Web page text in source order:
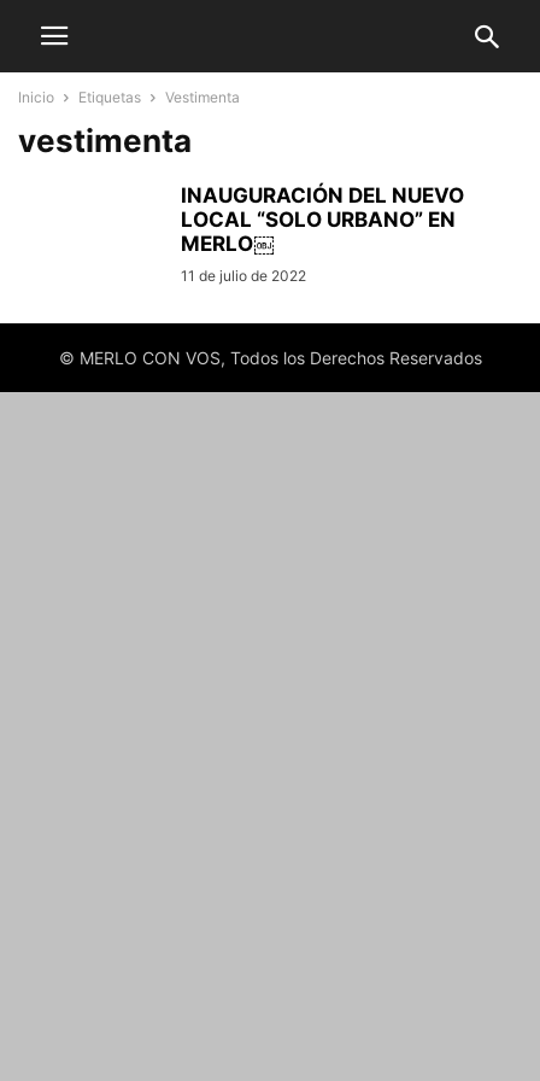
Inicio Etiquetas Vestimenta
vestimenta
INAUGURACIÓN DEL NUEVO
LOCAL “SOLO URBANO” EN
MERLO￼
11 de julio de 2022
© MERLO CON VOS, Todos los Derechos Reservados